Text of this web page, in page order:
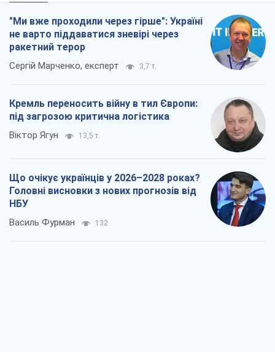
"Ми вже проходили через гірше": Україні
не варто піддаватися зневірі через
ракетний терор
Сергій Марченко, експерт 3,7 т.
Кремль переносить війну в тил Європи:
під загрозою критична логістика
Віктор Ягун 13,5 т.
Що очікує українців у 2026–2028 роках?
Головні висновки з нових прогнозів від
НБУ
Василь Фурман 132